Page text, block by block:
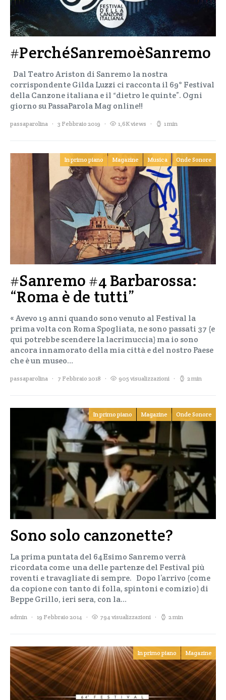
#PerchéSanremoèSanremo
Dal Teatro Ariston di Sanremo la nostra
corrispondente Gilda Luzzi ci racconta il 69° Festival
della Canzone italiana e il “dietro le quinte”. Ogni
giorno su PassaParola Mag online!!
passaparolina 3 Febbraio 2019 1,6K views 1 min
In primo piano Magazine Musica Onde Sonore
#Sanremo #4 Barbarossa:
“Roma è de tutti”
« Avevo 19 anni quando sono venuto al Festival la
prima volta con Roma Spogliata, ne sono passati 37 (e
qui potrebbe scendere la lacrimuccia) ma io sono
ancora innamorato della mia città e del nostro Paese
che è un museo…
passaparolina 7 Febbraio 2018 905 visualizzazioni 2 min
In primo piano Magazine Onde Sonore
Sono solo canzonette?
La prima puntata del 64Esimo Sanremo verrà
ricordata come una delle partenze del Festival più
roventi e travagliate di sempre. Dopo l’arrivo (come
da copione con tanto di folla, spintoni e comizio) di
Beppe Grillo, ieri sera, con la…
admin 19 Febbraio 2014 794 visualizzazioni 2 min
In primo piano Magazine